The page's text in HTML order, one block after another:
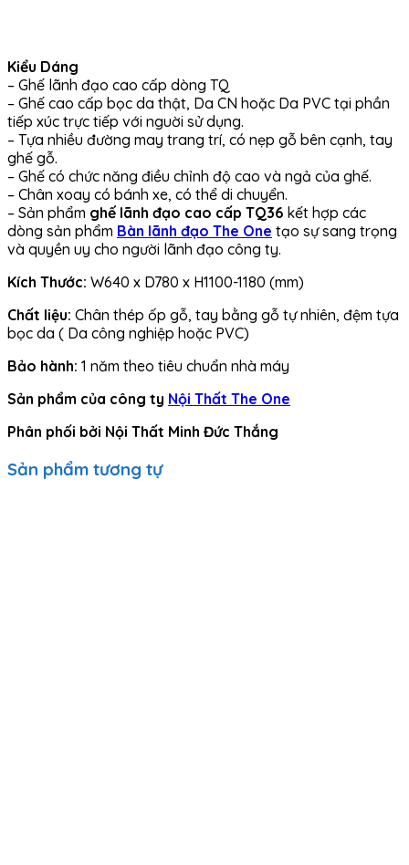
Kiểu Dáng
– Ghế lãnh đạo cao cấp dòng TQ
– Ghế cao cấp bọc da thật, Da CN hoặc Da PVC tại phần
tiếp xúc trực tiếp với nguời sử dụng.
– Tựa nhiều đường may trang trí, có nẹp gỗ bên cạnh, tay
ghế gỗ.
– Ghế có chức năng điều chỉnh độ cao và ngả của ghế.
– Chân xoay có bánh xe, có thể di chuyển.
– Sản phẩm ghế lãnh đạo cao cấp TQ36 kết hợp các
dòng sản phẩm Bàn lãnh đạo The One tạo sự sang trọng
và quyền uy cho người lãnh đạo công ty.
Kích Thước: W640 x D780 x H1100-1180 (mm)
Chất liệu: Chân thép ốp gỗ, tay bằng gỗ tự nhiên, đệm tựa
bọc da ( Da công nghiệp hoặc PVC)
Bảo hành: 1 năm theo tiêu chuẩn nhà máy
Sản phẩm của công ty Nội Thất The One
Phân phối bởi Nội Thất Minh Đức Thắng
Sản phẩm tương tự